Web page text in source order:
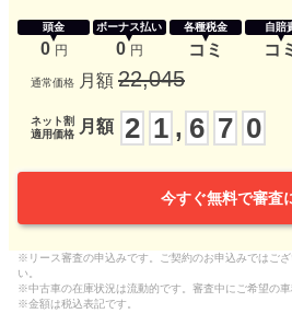
頭金
0 円
ボーナス払い
0 円
各種税金
コミ
自賠
コ
通常価格 月額 22,045
ネット割
適用価格
月額 2 1 , 6 7 0
今すぐ無料で審査
※リース審査の申込みです。ご契約のお申込みではご
い。
※中古車の在庫状況は流動的です。審査中にご希望の車
※金額は税込表記です。